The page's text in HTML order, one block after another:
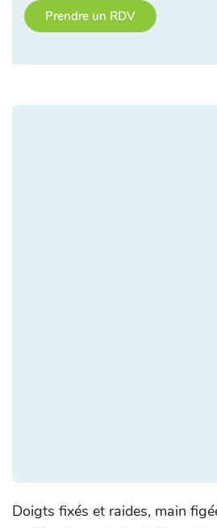
Prendre un RDV
Doigts fixés et raides, main